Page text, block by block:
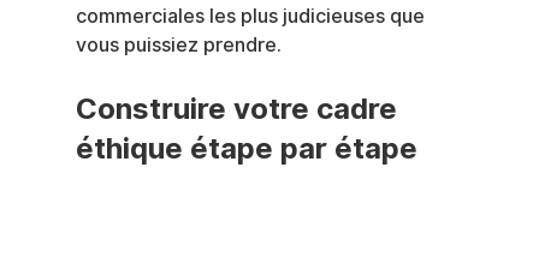
commerciales les plus judicieuses que
vous puissiez prendre.
Construire votre cadre
éthique étape par étape